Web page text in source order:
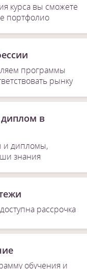
курса вы сможете
портфолио
программы
рынку
в
и дипломы,
знания
рассрочка
обучения и